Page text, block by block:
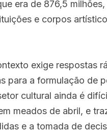
era de 876,5
e corpos
exige respostas
para a formulação de
cultural ainda é
meados de abril, e
e a tomada de